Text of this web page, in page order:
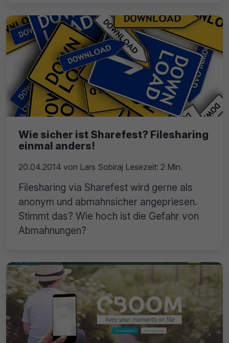
Wie sicher ist Sharefest? Filesharing
einmal anders!
20.04.2014 von Lars Sobiraj Lesezeit: 2 Min.
Filesharing via Sharefest wird gerne als
anonym und abmahnsicher angepriesen.
Stimmt das? Wie hoch ist die Gefahr von
Abmahnungen?